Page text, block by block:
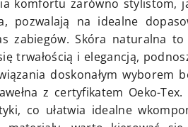
komfortu zarówno stylistom,
pozwalają na idealne
zabiegów. Skóra naturalna
trwałością i elegancją,
doskonałym wyborem
z certyfikatem Oeko-
co ułatwia idealne